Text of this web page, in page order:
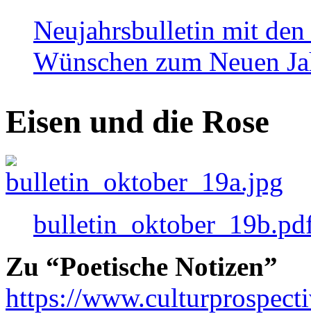
Neujahrsbulletin mit den
Wünschen zum Neuen
Eisen und die Rose
Zu “Poetische Notizen”
https://